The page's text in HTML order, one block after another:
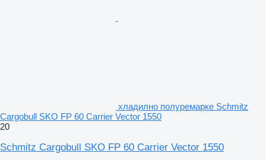
хладилно полуремарке Schmitz
Cargobull SKO FP 60 Carrier Vector 1550
20
Schmitz Cargobull SKO FP 60 Carrier Vector 1550